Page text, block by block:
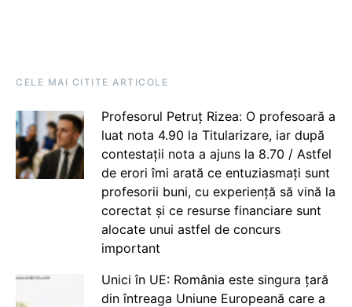
CELE MAI CITITE ARTICOLE
Profesorul Petruț Rizea: O profesoară a
luat nota 4.90 la Titularizare, iar după
contestații nota a ajuns la 8.70 / Astfel
de erori îmi arată ce entuziasmați sunt
profesorii buni, cu experiență să vină la
corectat și ce resurse financiare sunt
alocate unui astfel de concurs
important
Unici în UE: România este singura țară
din întreaga Uniune Europeană care a